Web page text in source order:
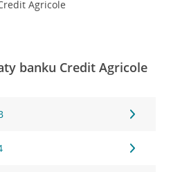
Agricole
banku Credit Agricole